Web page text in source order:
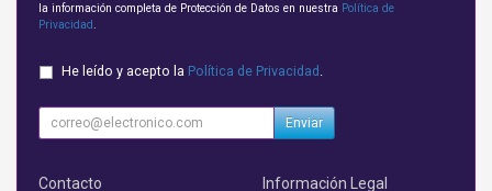
la información completa de Protección de Datos en nuestra Política de
Privacidad
He leído y acepto la Política de Privacidad
Enviar
Contacto Información Legal